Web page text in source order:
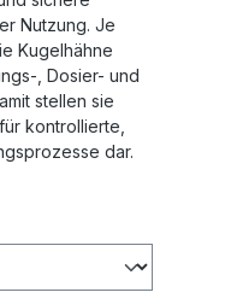
Nutzung. Je
Kugelhähne
, Dosier- und
stellen sie
kontrollierte,
dar.